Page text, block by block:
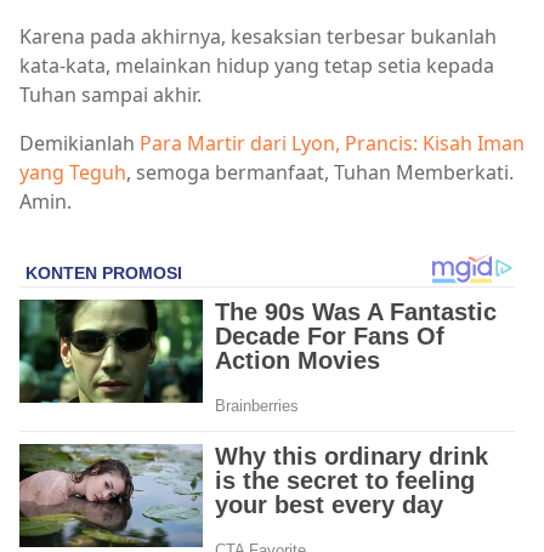
Karena pada akhirnya, kesaksian terbesar bukanlah
kata-kata, melainkan hidup yang tetap setia kepada
Tuhan sampai akhir.
Demikianlah Para Martir dari Lyon, Prancis: Kisah Iman
yang Teguh, semoga bermanfaat, Tuhan Memberkati.
Amin.